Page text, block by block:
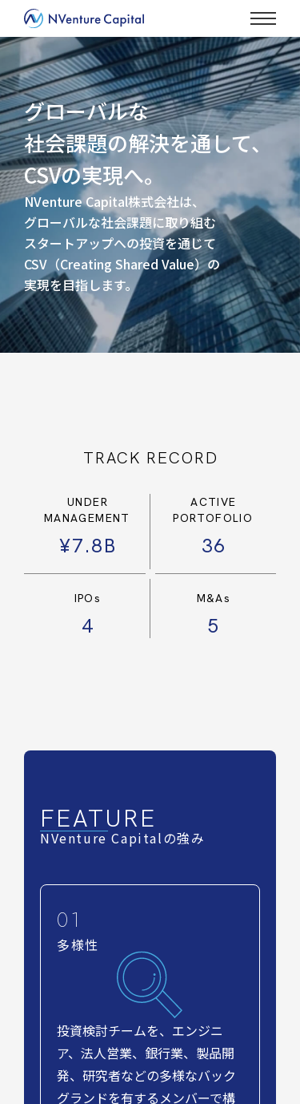
グローバルな
社会課題の解決を通して、
CSVの実現へ。
NVenture Capital株式会社は、
グローバルな社会課題に取り組む
スタートアップへの投資を通じて
CSV（Creating Shared Value）の
実現を目指します。
TRACK RECORD
UNDER
MANAGEMENT
¥7.8B
ACTIVE
PORTOFOLIO
36
IPOs
4
M&As
5
FEATURE
NVenture Capitalの強み
多様性
投資検討チームを、エンジニ
ア、法人営業、銀行業、製品開
発、研究者などの多様なバック
グランドを有するメンバーで構